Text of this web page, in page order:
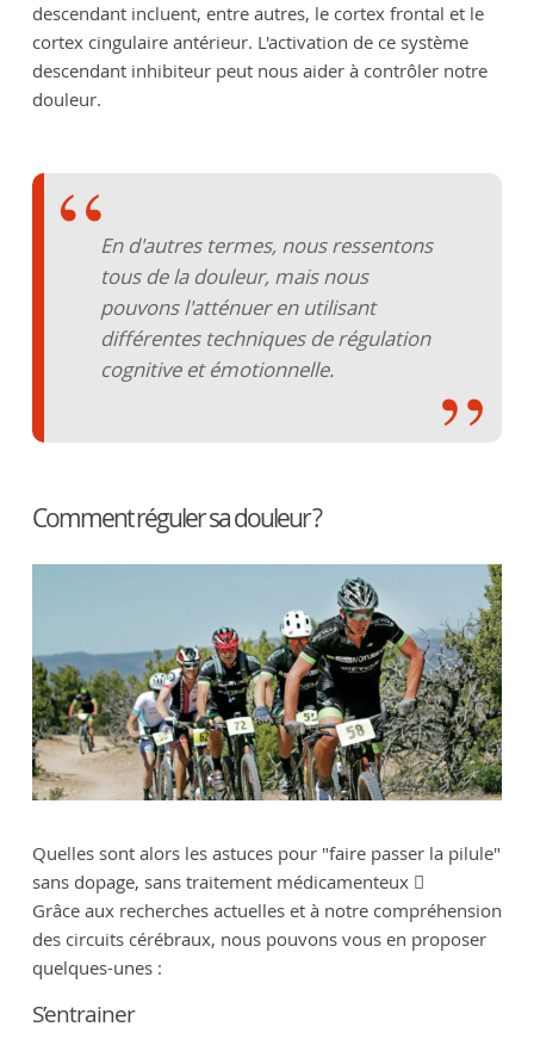
descendant incluent, entre autres, le cortex frontal et le
cortex cingulaire antérieur. L'activation de ce système
descendant inhibiteur peut nous aider à contrôler notre
douleur.
En d'autres termes, nous ressentons
tous de la douleur, mais nous
pouvons l'atténuer en utilisant
différentes techniques de régulation
cognitive et émotionnelle.
Comment réguler sa douleur ?
Quelles sont alors les astuces pour "faire passer la pilule"
sans dopage, sans traitement médicamenteux 
Grâce aux recherches actuelles et à notre compréhension
des circuits cérébraux, nous pouvons vous en proposer
quelques-unes :
S’entrainer